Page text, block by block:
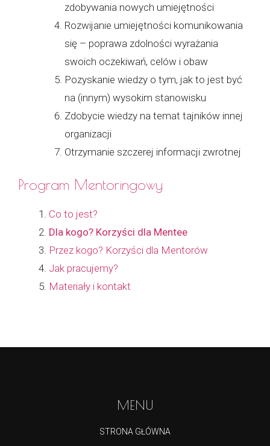
zdobywania nowych umiejętności
Rozwijanie umiejętności komunikowania
się – poprawa zdolności wyrażania
swoich oczekiwań, celów i obaw
Pozyskanie wiedzy o tym, jak to jest być
na (innym) wysokim stanowisku
Zdobycie wiedzy na temat tajników innej
organizacji
Otrzymanie szczerej informacji zwrotnej
Program Mentoringowy
Co to jest?
Dla kogo? Korzyści dla Mentee
Przez kogo? Korzyści dla Mentorów
Jak pracujemy?
Materiały i kontakt
MENU
STRONA GŁÓWNA